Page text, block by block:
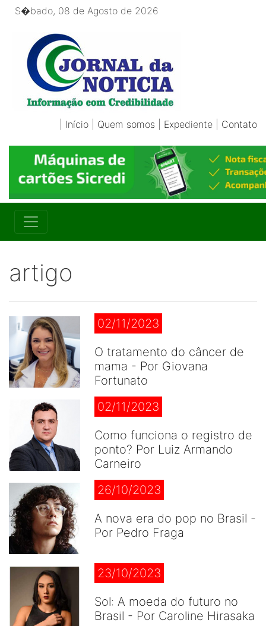
S�bado, 08 de Agosto de 2026
Início Quem somos Expediente Contato
artigo
02/11/2023
O tratamento do câncer de
mama - Por Giovana
Fortunato
02/11/2023
Como funciona o registro de
ponto? Por Luiz Armando
Carneiro
26/10/2023
A nova era do pop no Brasil -
Por Pedro Fraga
23/10/2023
Sol: A moeda do futuro no
Brasil - Por Caroline Hirasaka